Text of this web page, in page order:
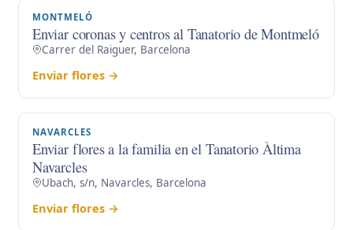
MONTMELÓ
Enviar coronas y centros al Tanatorio de Montmeló
Carrer del Raiguer, Barcelona
Enviar flores →
NAVARCLES
Enviar flores a la familia en el Tanatorio Àltima
Navarcles
Ubach, s/n, Navarcles, Barcelona
Enviar flores →